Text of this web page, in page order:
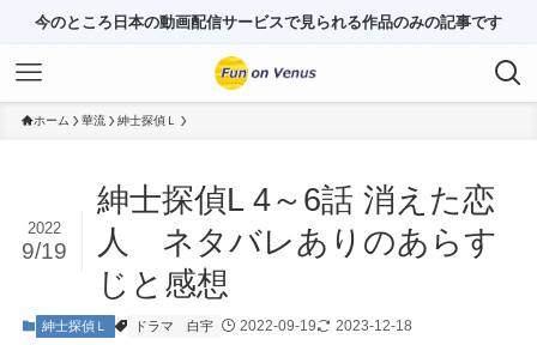
今のところ日本の動画配信サービスで見られる作品のみの記事です
ホーム 華流 紳士探偵Ｌ
紳士探偵L 4～6話 消えた恋
人 ネタバレありのあらす
じと感想
2022
9/19
紳士探偵Ｌ ドラマ 白宇 2022-09-19 2023-12-18